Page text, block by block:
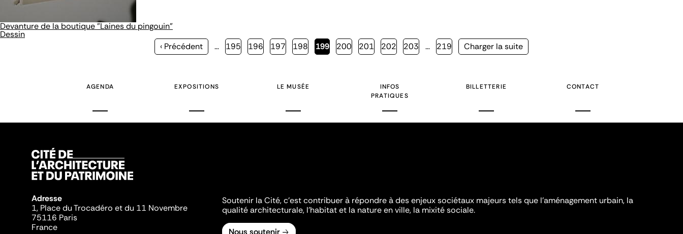
Devanture de la boutique "Laines du pingouin"
Dessin
Page
‹ Précédent … Page
195 Page
196 Page
197 Page
198
Page
199 Page
200 Page
201 Page
202 Page
203 … Page
219
Page
Charger la suite
AGENDA EXPOSITIONS LE MUSÉE
INFOS
PRATIQUES
BILLETTERIE CONTACT
Adresse
1, Place du Trocadéro et du 11 Novembre
75116 Paris
France
Soutenir la Cité, c'est contribuer à répondre à des enjeux sociétaux majeurs tels que l'aménagement urbain, la
qualité architecturale, l'habitat et la nature en ville, la mixité sociale.
Nous soutenir